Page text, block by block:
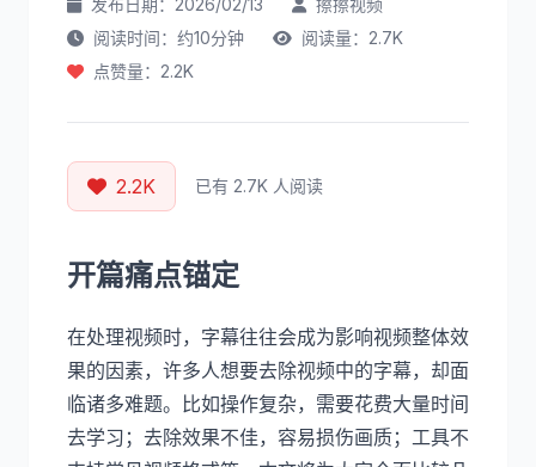
发布日期：2026/02/13
擦擦视频
阅读时间：约10分钟
阅读量：2.7K
点赞量：2.2K
2.2K 已有 2.7K 人阅读
开篇痛点锚定
在处理视频时，字幕往往会成为影响视频整体效
果的因素，许多人想要去除视频中的字幕，却面
临诸多难题。比如操作复杂，需要花费大量时间
去学习；去除效果不佳，容易损伤画质；工具不